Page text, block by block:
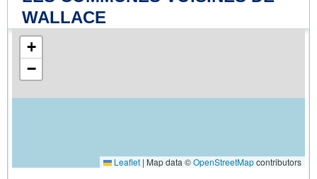
WALLACE
+
−
Leaflet | Map data ©OpenStreetMapcontributors